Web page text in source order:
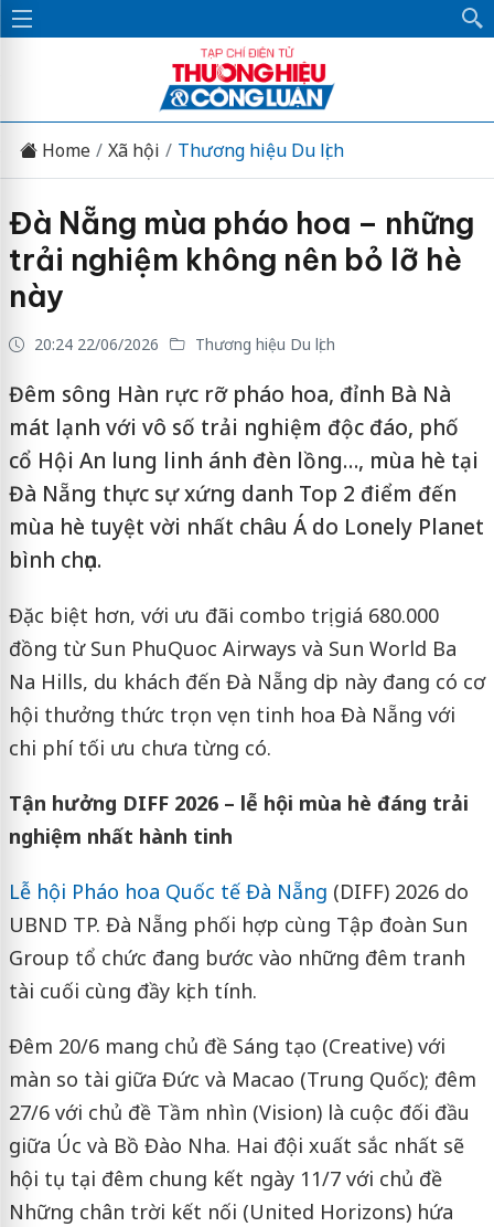
Home Xã hội Thương hiệu Du lịch
Đà Nẵng mùa pháo hoa – những
trải nghiệm không nên bỏ lỡ hè
này
20:24 22/06/2026 Thương hiệu Du lịch
Đêm sông Hàn rực rỡ pháo hoa, đỉnh Bà Nà
mát lạnh với vô số trải nghiệm độc đáo, phố
cổ Hội An lung linh ánh đèn lồng…, mùa hè tại
Đà Nẵng thực sự xứng danh Top 2 điểm đến
mùa hè tuyệt vời nhất châu Á do Lonely Planet
bình chọn.
Đặc biệt hơn, với ưu đãi combo trị giá 680.000
đồng từ Sun PhuQuoc Airways và Sun World Ba
Na Hills, du khách đến Đà Nẵng dịp này đang có cơ
hội thưởng thức trọn vẹn tinh hoa Đà Nẵng với
chi phí tối ưu chưa từng có.
Tận hưởng DIFF 2026 – lễ hội mùa hè đáng trải
nghiệm nhất hành tinh
Lễ hội Pháo hoa Quốc tế Đà Nẵng (DIFF) 2026 do
UBND TP. Đà Nẵng phối hợp cùng Tập đoàn Sun
Group tổ chức đang bước vào những đêm tranh
tài cuối cùng đầy kịch tính.
Đêm 20/6 mang chủ đề Sáng tạo (Creative) với
màn so tài giữa Đức và Macao (Trung Quốc); đêm
27/6 với chủ đề Tầm nhìn (Vision) là cuộc đối đầu
giữa Úc và Bồ Đào Nha. Hai đội xuất sắc nhất sẽ
hội tụ tại đêm chung kết ngày 11/7 với chủ đề
Những chân trời kết nối (United Horizons) hứa